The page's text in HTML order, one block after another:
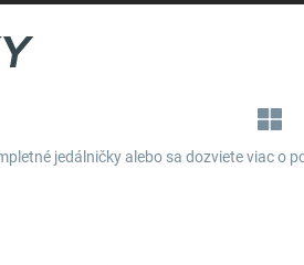
jedálničky alebo sa dozviete viac o